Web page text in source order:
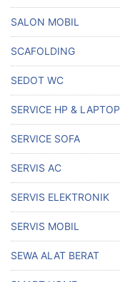
SALON MOBIL
SCAFOLDING
SEDOT WC
SERVICE HP & LAPTOP
SERVICE SOFA
SERVIS AC
SERVIS ELEKTRONIK
SERVIS MOBIL
SEWA ALAT BERAT